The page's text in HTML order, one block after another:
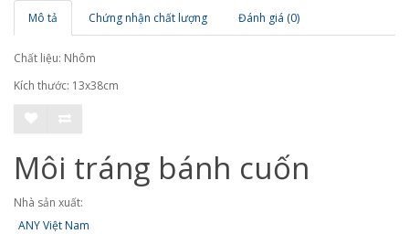
Mô tả Chứng nhận chất lượng Đánh giá (0)
Chất liệu: Nhôm
Kích thước: 13x38cm
Môi tráng bánh cuốn
Nhà sản xuất:
ANY Việt Nam